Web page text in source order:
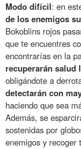
Modo difícil: en
de los enemigos
Bokoblins rojos
que te encuentres
encontrarías en la
recuperarán salud
obligándote a
detectarán con
haciendo que sea
Además, se
sostenidas por
enemigos y recoger